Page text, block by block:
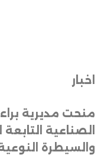
اخبار
منحت مديرية
الصناعية
والسيطرة